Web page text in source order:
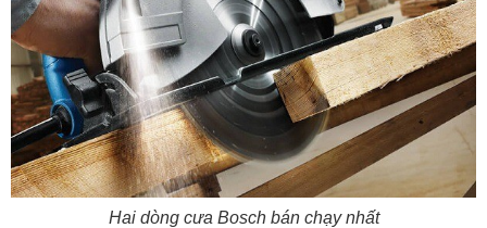
Hai dòng cưa Bosch bán chạy nhất